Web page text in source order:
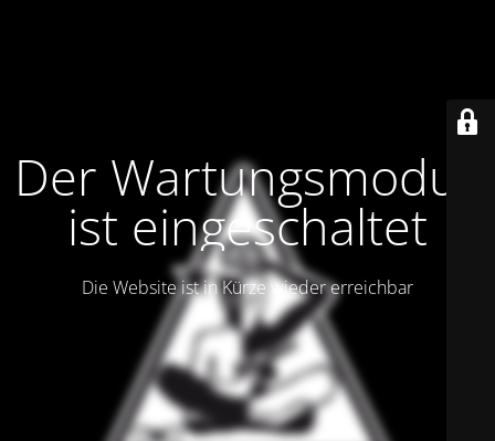
Der Wartungsmodus
ist eingeschaltet
Die Website ist in Kürze wieder erreichbar